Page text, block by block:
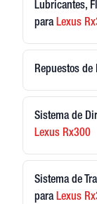
Lubricantes,
paraLexus
Repuestos de
Sistema de
Lexus Rx300
Sistema de
paraLexus